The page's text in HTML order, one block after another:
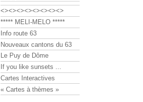
<><><><><><><><>
***** MELI-MELO *****
Info route 63
Nouveaux cantons du 63
Le Puy de Dôme
If you like sunsets ...
Cartes Interactives
« Cartes à thèmes »